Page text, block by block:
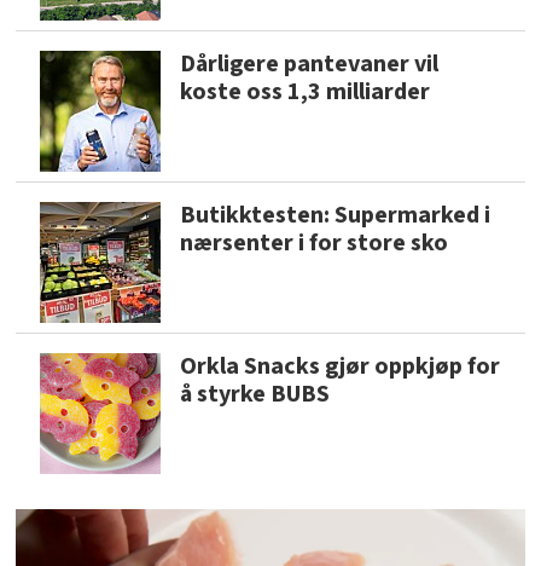
Dårligere pantevaner vil
koste oss 1,3 milliarder
Butikktesten: Supermarked i
nærsenter i for store sko
Orkla Snacks gjør oppkjøp for
å styrke BUBS